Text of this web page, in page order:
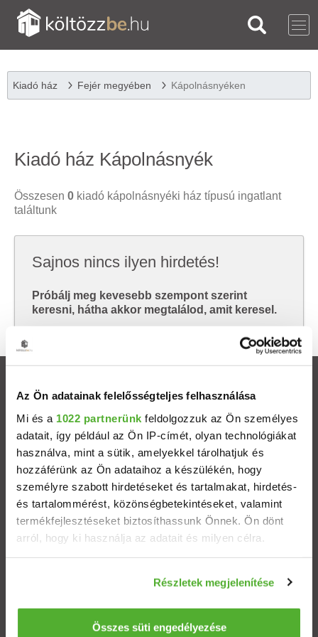
Az Ön adatainak felelősségteljes felhasználása
Mi és a 1022 partnerünk feldolgozzuk az Ön személyes
adatait, így például az Ön IP-címét, olyan technológiákat
használva, mint a sütik, amelyekkel tárolhatjuk és
hozzáférünk az Ön adataihoz a készülékén, hogy
személyre szabott hirdetéseket és tartalmakat, hirdetés-
és tartalommérést, közönségbetekintéseket, valamint
termékfejlesztéseket biztosíthassunk Önnek. Ön dönt
arról, hogy ki használja az adatait és milyen célra.
Információgyűjtés az Ön földrajzi elhelyezkedéséről
pár méteres pontossággal
Az Ön készülékén beazonosítása annak konkrét
Részletek megjelenítése
Összes süti engedélyezése
Kiadó ház Fejér megyében Kápolnásnyéken
Kiadó ház Kápolnásnyék
Összesen 0 kiadó kápolnásnyéki ház típusú ingatlant
találtunk
Sajnos nincs ilyen hirdetés!
Próbálj meg kevesebb szempont szerint
keresni, hátha akkor megtalálod, amit keresel.
Eladó házak
Települések
Albérletek
Adatvédelem Etikai kódex